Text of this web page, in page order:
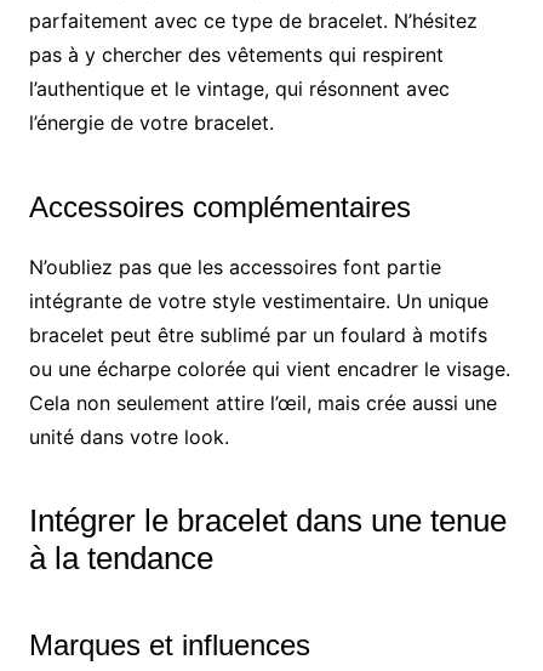
parfaitement avec ce type de bracelet. N’hésitez
pas à y chercher des vêtements qui respirent
l’authentique et le vintage, qui résonnent avec
l’énergie de votre bracelet.
Accessoires complémentaires
N’oubliez pas que les accessoires font partie
intégrante de votre style vestimentaire. Un unique
bracelet peut être sublimé par un foulard à motifs
ou une écharpe colorée qui vient encadrer le visage.
Cela non seulement attire l’œil, mais crée aussi une
unité dans votre look.
Intégrer le bracelet dans une tenue
à la tendance
Marques et influences